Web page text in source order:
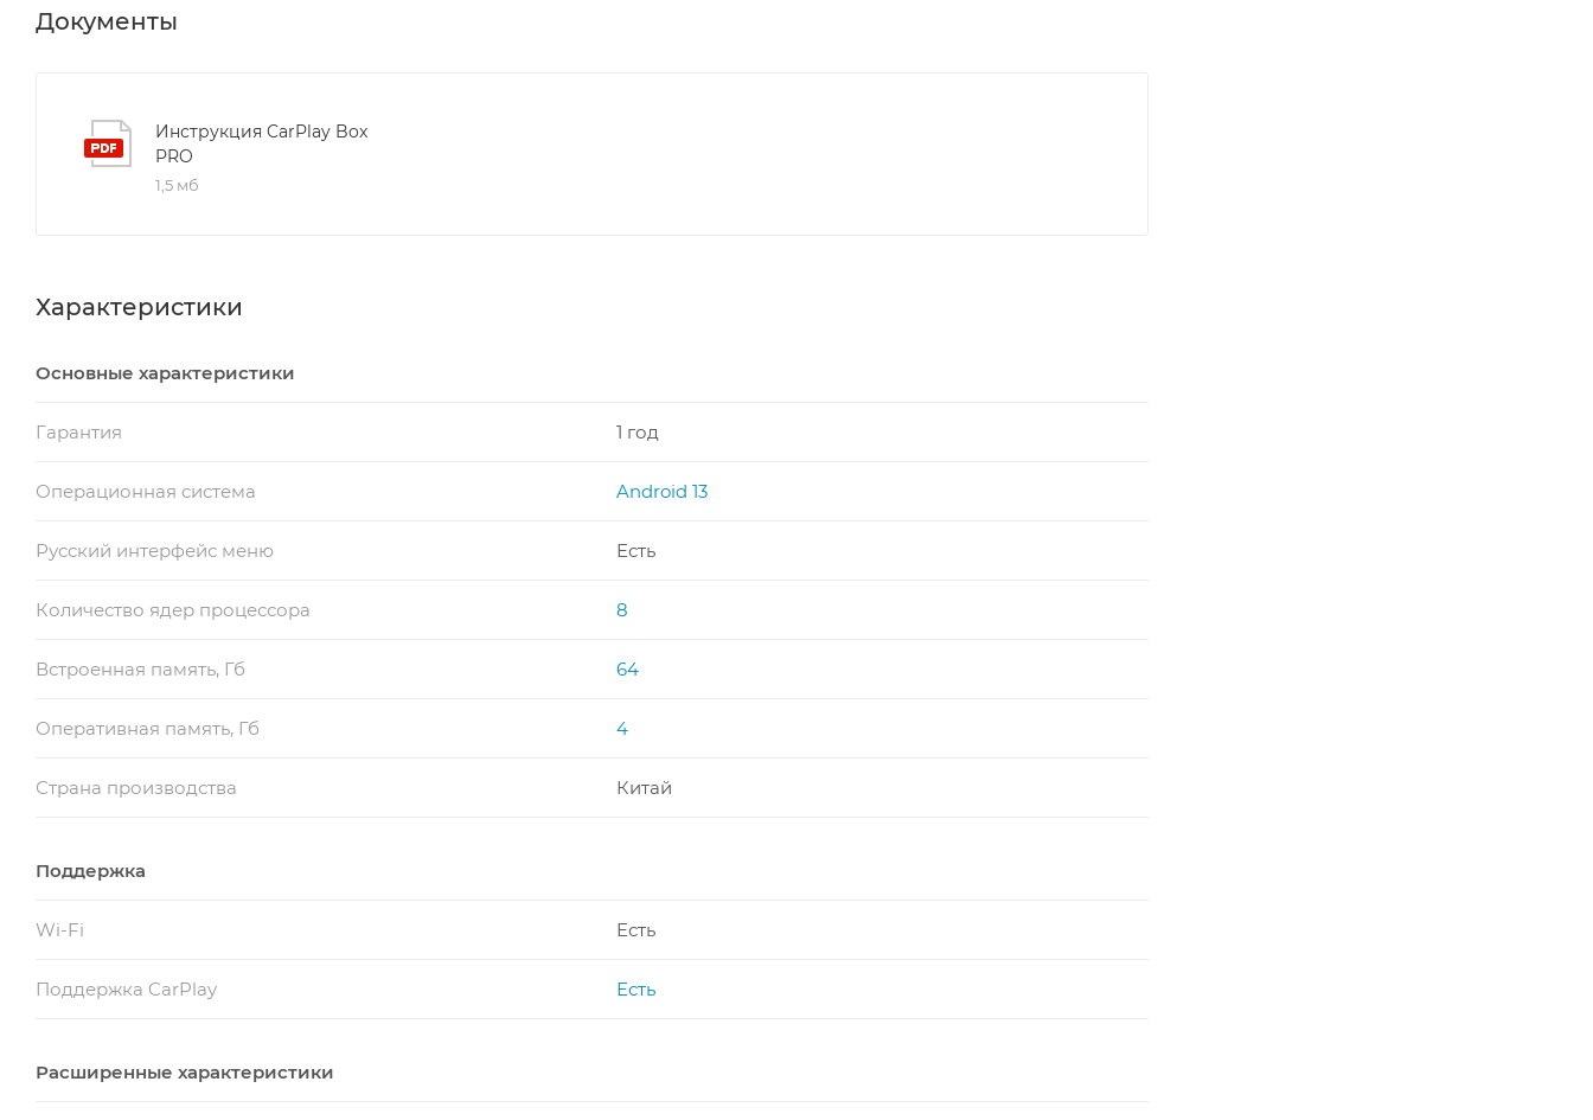
Воспроизведение музыки, видео и просмотр изображений с
Документы
Инструкция CarPlay Box
PRO
1,5 мб
Характеристики
Основные характеристики
Гарантия 1 год
Операционная система Android 13
Русский интерфейс меню Есть
Количество ядер процессора 8
Встроенная память, Гб 64
Оперативная память, Гб 4
Страна производства Китай
Поддержка
Wi-Fi Есть
Поддержка CarPlay Есть
Расширенные характеристики